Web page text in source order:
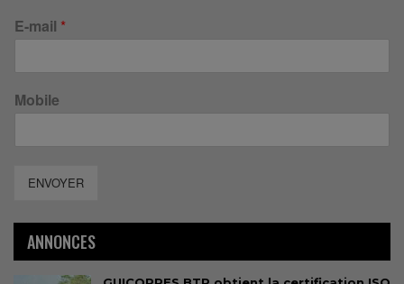
E-mail *
Mobile
ENVOYER
ANNONCES